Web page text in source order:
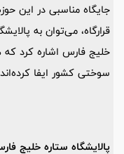
جایگاه مناسبی در این
قرارگاه، می‌توان به
خلیج فارس اشاره کرد
سوختی کشور ایفا
پالایشگاه ستاره خلیج